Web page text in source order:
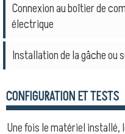
Connexion au boîtier de
électrique
Installation de la gâche ou
CONFIGURATION ET TESTS
Une fois le matériel